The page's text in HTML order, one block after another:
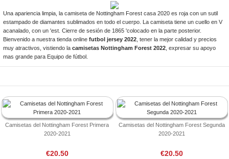
Una apariencia limpia, la camiseta de Nottingham Forest casa 2020 es roja con un sutil
estampado de diamantes sublimados en todo el cuerpo. La camiseta tiene un cuello en V
acanalado, con un 'est. Cierre de sesión de 1865 'colocado en la parte posterior.
Bienvenido a nuestra tienda online futbol jersey 2022, tener la mejor calidad y precios
muy atractivos, vistiendo la camisetas Nottingham Forest 2022, expresar su apoyo
mas grande para Equipo de fútbol.
Camisetas del Nottingham Forest Primera
2020-2021
€20.50
Camisetas del Nottingham Forest Segunda
2020-2021
€20.50